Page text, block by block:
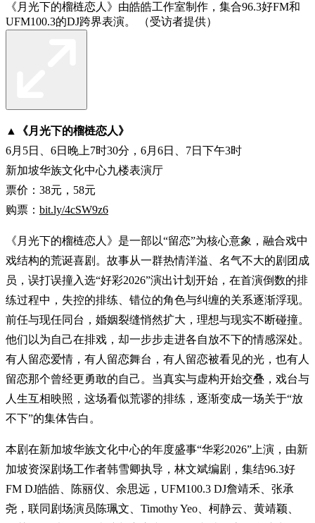
《月光下的榴梿恋人》由皓皓工作室制作，集合96.3好FM和
UFM100.3的DJ跨界表演。 （受访者提供）
▲《月光下的榴梿恋人》
6月5日、6日晚上7时30分，6月6日、7日下午3时
新加坡华族文化中心九楼表演厅
票价：38元，58元
购票： bit.ly/4cSW9z6
《月光下的榴梿恋人》是一部以“留恋”为核心意象，融合戏中
戏结构的荒诞喜剧。故事从一群热情洋溢、名气不大的剧团成
员，误打误撞入选“好彩2026”演出计划开始，在首演倒数的排
练过程中，失控的排练、错位的角色与纠缠的关系逐渐浮现。
前任与现任同台，婚姻裂缝悄然扩大，理想与现实不断碰撞。
他们以为自己在排戏，却一步步走进各自放不下的情感深处。
有人留恋爱情，有人留恋舞台，有人留恋被看见的光，也有人
留恋那个曾经更勇敢的自己。当真实与虚构开始交叠，戏台与
人生互相映照，这场看似荒谬的排练，逐渐变成一场关于“放
不下”的集体告白。
本剧在新加坡华族文化中心的年度盛事“华彩2026”上演，由新
加坡资深剧场工作者韩雪卿执导，林文斌编剧，集结96.3好
FM DJ皓皓、陈丽仪、余思远，UFM100.3 DJ詹靖禾、张承
尧，联同剧场演员陈珮文、Timothy Yeo、柯静云、黄靖颖、